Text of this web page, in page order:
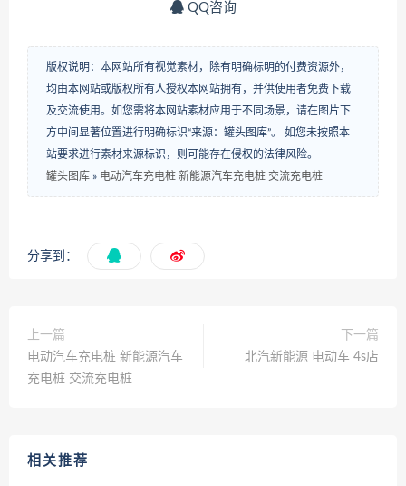
QQ咨询
版权说明：本网站所有视觉素材，除有明确标明的付费资源外，
均由本网站或版权所有人授权本网站拥有，并供使用者免费下载
及交流使用。如您需将本网站素材应用于不同场景，请在图片下
方中间显著位置进行明确标识“来源：罐头图库”。 如您未按照本
站要求进行素材来源标识，则可能存在侵权的法律风险。
罐头图库 » 电动汽车充电桩 新能源汽车充电桩 交流充电桩
分享到：
上一篇
电动汽车充电桩 新能源汽车
充电桩 交流充电桩
下一篇
北汽新能源 电动车 4s店
相关推荐